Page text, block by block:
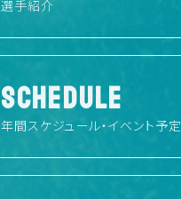
選手紹介
SCHEDULE
年間スケジュール・イベント予定